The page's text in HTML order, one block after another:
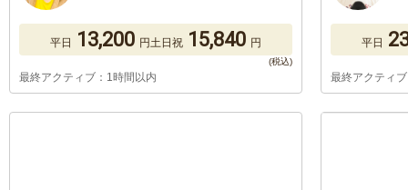
平日 13,200 円土日祝 15,840 円
最終アクティブ：1時間以内
平日
最終アクティ